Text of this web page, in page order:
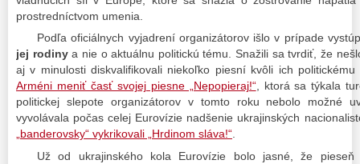
prostredníctvom umenia.
Podľa oficiálnych vyjadrení organizátorov išlo v prípade
jej rodinya nie o aktuálnu politickú tému. Snažili sa tvrdiť, že
aj v minulosti diskvalifikovali niekoľko piesní kvôli ich
Arméni meniť časť svojej piesne „Nepopieraj!“, ktorá sa týkala
politickej slepote organizátorov v tomto roku nebolo možné
vyvolávala počas celej Eurovízie nadšenie ukrajinských
„banderovsky“ vykrikovali „Hrdinom sláva!“.
Už od ukrajinského kola Eurovízie bolo jasné, že pieseň